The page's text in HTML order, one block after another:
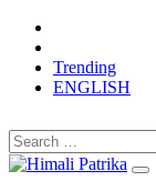
Trending
ENGLISH